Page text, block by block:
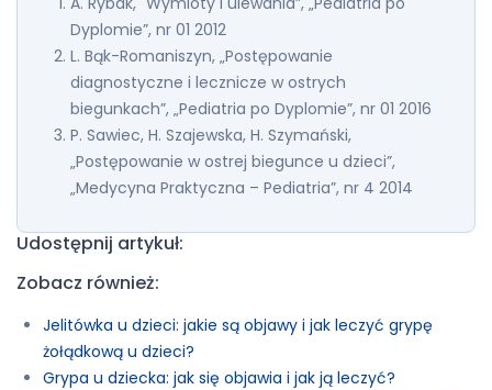
Dyplomie”, nr 01 2012
L. Bąk-Romaniszyn, „Postępowanie
diagnostyczne i lecznicze w ostrych
biegunkach”, „Pediatria po Dyplomie”, nr 01 2016
P. Sawiec, H. Szajewska, H. Szymański,
„Postępowanie w ostrej biegunce u dzieci”,
„Medycyna Praktyczna – Pediatria”, nr 4 2014
Udostępnij artykuł:
Zobacz również:
Jelitówka u dzieci: jakie są objawy i jak leczyć grypę
żołądkową u dzieci?
Grypa u dziecka: jak się objawia i jak ją leczyć?